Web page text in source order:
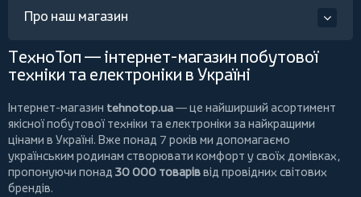
Про наш магазин
ТехноТоп — інтернет-магазин побутової
техніки та електроніки в Україні
Інтернет-магазин tehnotop.ua— це найширший асортимент
якісної побутової техніки та електроніки за найкращими
цінами в Україні. Вже понад 7 років ми допомагаємо
українським родинам створювати комфорт у своїх домівках,
пропонуючи понад 30 000 товаріввід провідних світових
брендів.